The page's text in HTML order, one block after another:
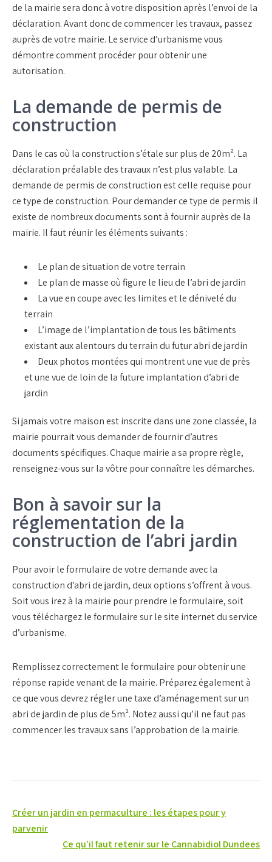
de la mairie sera donc à votre disposition après l’envoi de la
déclaration. Avant donc de commencer les travaux, passez
auprès de votre mairie. Le service d’urbanisme vous
démontre comment procéder pour obtenir une
autorisation.
La demande de permis de
construction
Dans le cas où la construction s’étale sur plus de 20m². La
déclaration préalable des travaux n’est plus valable. La
demande de permis de construction est celle requise pour
ce type de construction. Pour demander ce type de permis il
existe de nombreux documents sont à fournir auprès de la
mairie. Il faut réunir les éléments suivants :
Le plan de situation de votre terrain
Le plan de masse où figure le lieu de l’abri de jardin
La vue en coupe avec les limites et le dénivelé du
terrain
L’image de l’implantation de tous les bâtiments
existant aux alentours du terrain du futur abri de jardin
Deux photos montées qui montrent une vue de près
et une vue de loin de la future implantation d’abri de
jardin
Si jamais votre maison est inscrite dans une zone classée, la
mairie pourrait vous demander de fournir d’autres
documents spécifiques. Chaque mairie a sa propre règle,
renseignez-vous sur la vôtre pour connaître les démarches.
Bon à savoir sur la
réglementation de la
construction de l’abri jardin
Pour avoir le formulaire de votre demande avec la
construction d’abri de jardin, deux options s’offrent à vous.
Soit vous irez à la mairie pour prendre le formulaire, soit
vous téléchargez le formulaire sur le site internet du service
d’urbanisme.
Remplissez correctement le formulaire pour obtenir une
réponse rapide venant de la mairie. Préparez également à
ce que vous devrez régler une taxe d’aménagement sur un
abri de jardin de plus de 5m². Notez aussi qu’il ne faut pas
commencer les travaux sans l’approbation de la mairie.
Navigation
de
l’article
Créer un jardin en permaculture : les étapes pour y
parvenir
Ce qu’il faut retenir sur le Cannabidiol Dundees